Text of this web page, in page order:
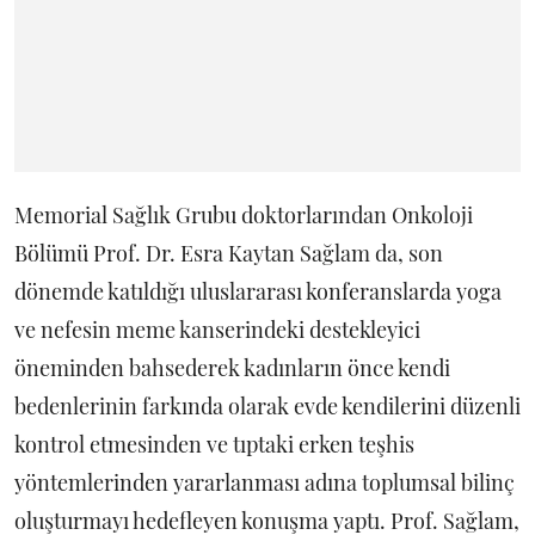
Memorial Sağlık Grubu doktorlarından Onkoloji
Bölümü Prof. Dr. Esra Kaytan Sağlam da, son
dönemde katıldığı uluslararası konferanslarda yoga
ve nefesin meme kanserindeki destekleyici
öneminden bahsederek kadınların önce kendi
bedenlerinin farkında olarak evde kendilerini düzenli
kontrol etmesinden ve tıptaki erken teşhis
yöntemlerinden yararlanması adına toplumsal bilinç
oluşturmayı hedefleyen konuşma yaptı. Prof. Sağlam,